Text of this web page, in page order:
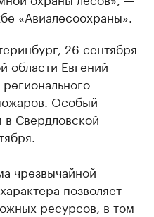
«Авиалесоохраны».
26 сентября
области Евгений
регионального
Особый
Свердловской
чрезвычайной
позволяет
ресурсов, в том